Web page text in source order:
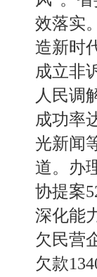
效落实
造新时
成立非
人民调
成功率
光新闻
道。办
协提案
深化能
欠民营
欠款